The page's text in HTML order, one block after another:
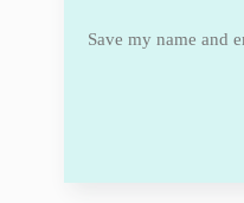
Save my name and